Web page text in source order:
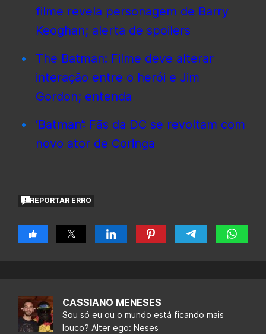
filme revela personagem de Barry
Keoghan; alerta de spoilers
The Batman: Filme deve alterar
interação entre o herói e Jim
Gordon; entenda
‘Batman’: Fãs da DC se revoltam com
novo ator de Coringa
REPORTAR ERRO
CASSIANO MENESES
Sou só eu ou o mundo está ficando mais
louco? Alter ego: Neses